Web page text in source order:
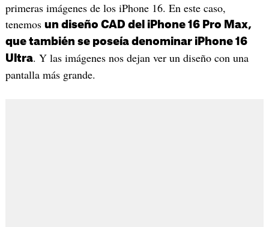
primeras imágenes de los iPhone 16. En este caso,
tenemos un diseño CAD del iPhone 16 Pro Max,
que también se poseía denominar iPhone 16
Ultra. Y las imágenes nos dejan ver un diseño con una
pantalla más grande.